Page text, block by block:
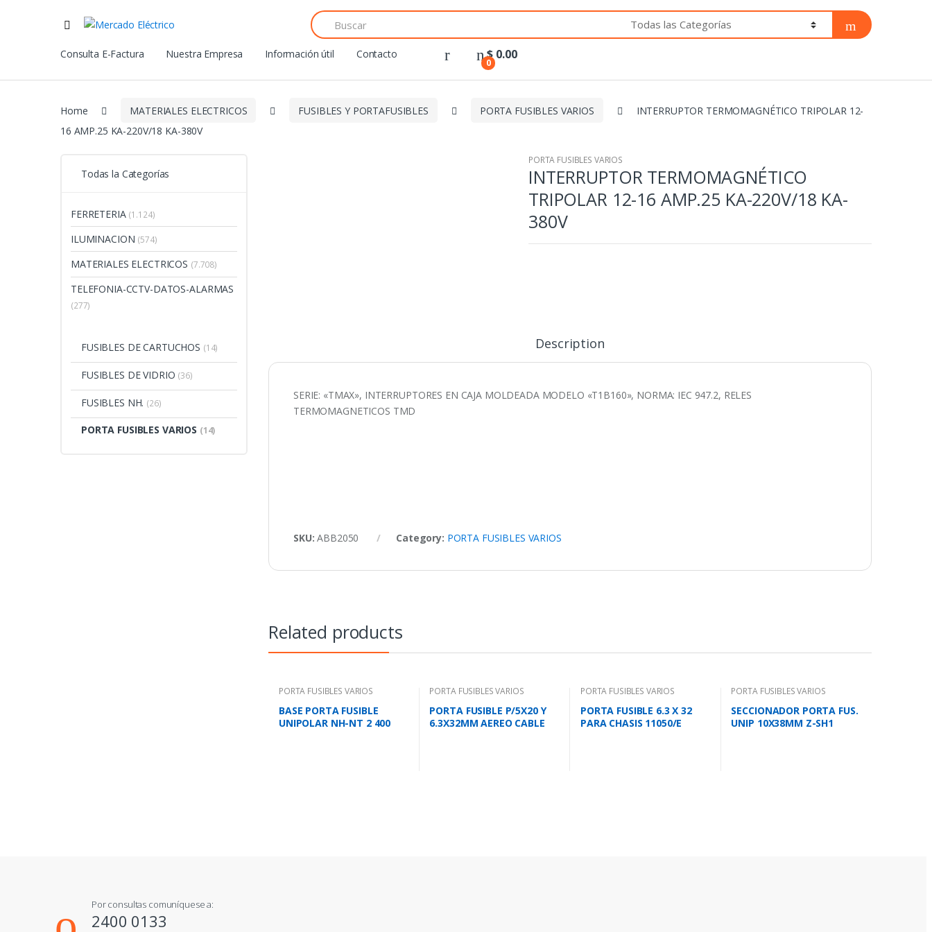
Search
for:
Consulta E-Factura
Nuestra Empresa Información útil Contacto
0
$ 0.00
Home MATERIALES ELECTRICOS FUSIBLES Y PORTAFUSIBLES PORTA FUSIBLES VARIOS
INTERRUPTOR TERMOMAGNÉTICO TRIPOLAR 12-
16 AMP.25 KA-220V/18 KA-380V
PORTA FUSIBLES VARIOS
INTERRUPTOR TERMOMAGNÉTICO
TRIPOLAR 12-16 AMP.25 KA-220V/18 KA-
380V
Description
SERIE: «TMAX», INTERRUPTORES EN CAJA MOLDEADA MODELO «T1B160», NORMA: IEC 947.2, RELES
TERMOMAGNETICOS TMD
SKU:ABB2050 Category: PORTA FUSIBLES VARIOS
Related products
PORTA FUSIBLES VARIOS
BASE PORTA FUSIBLE
UNIPOLAR NH-NT 2 400
PORTA FUSIBLES VARIOS
PORTA FUSIBLE P/5X20 Y
6.3X32MM AEREO CABLE
PORTA FUSIBLES VARIOS
PORTA FUSIBLE 6.3 X 32
PARA CHASIS 11050/E
PORTA FUSIBLES VARIOS
SECCIONADOR PORTA FUS.
UNIP 10X38MM Z-SH1
Todas la Categorías
FERRETERIA (1.124)
ILUMINACION (574)
MATERIALES ELECTRICOS (7.708)
TELEFONIA-CCTV-DATOS-ALARMAS
(277)
FUSIBLES DE CARTUCHOS (14)
FUSIBLES DE VIDRIO (36)
FUSIBLES NH. (26)
PORTA FUSIBLES VARIOS (14)
Por consultas comuníquese a:
2400 0133